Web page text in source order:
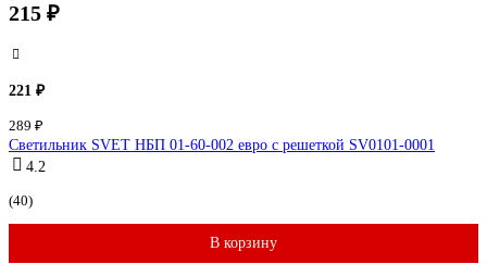
215 ₽
221 ₽
289 ₽
Светильник SVET НБП 01-60-002 евро с решеткой SV0101-0001
4.2
(40)
В корзину